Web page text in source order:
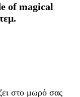
of magical
στο μωρό σας